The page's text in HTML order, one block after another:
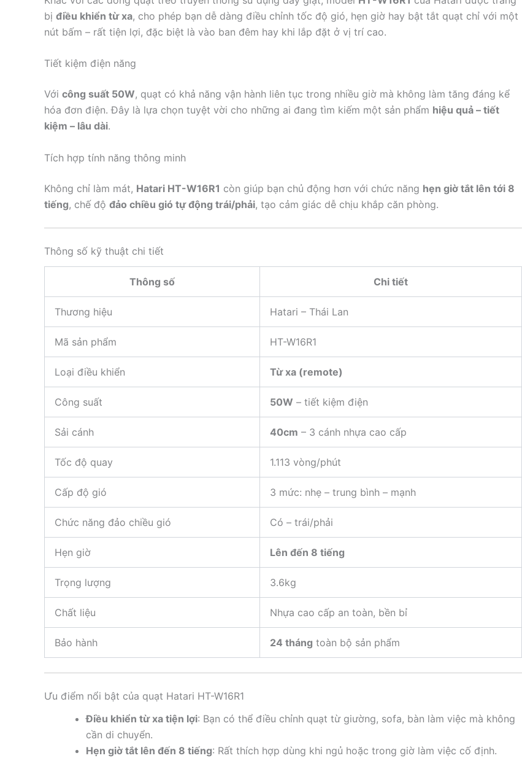
bị điều khiển từ xa, cho phép bạn dễ dàng điều chỉnh tốc độ gió, hẹn giờ hay bật tắt quạt chỉ với một
nút bấm – rất tiện lợi, đặc biệt là vào ban đêm hay khi lắp đặt ở vị trí cao.
Tiết kiệm điện năng
Với công suất 50W, quạt có khả năng vận hành liên tục trong nhiều giờ mà không làm tăng đáng kể
hóa đơn điện. Đây là lựa chọn tuyệt vời cho những ai đang tìm kiếm một sản phẩm hiệu quả – tiết
kiệm – lâu dài.
Tích hợp tính năng thông minh
Không chỉ làm mát, Hatari HT-W16R1 còn giúp bạn chủ động hơn với chức năng hẹn giờ tắt lên tới 8
tiếng, chế độ đảo chiều gió tự động trái/phải, tạo cảm giác dễ chịu khắp căn phòng.
Thông số kỹ thuật chi tiết
Thông số Chi tiết
Thương hiệu Hatari – Thái Lan
Mã sản phẩm HT-W16R1
Loại điều khiển Từ xa (remote)
Công suất 50W – tiết kiệm điện
Sải cánh 40cm – 3 cánh nhựa cao cấp
Tốc độ quay 1.113 vòng/phút
Cấp độ gió 3 mức: nhẹ – trung bình – mạnh
Chức năng đảo chiều gió Có – trái/phải
Hẹn giờ Lên đến 8 tiếng
Trọng lượng 3.6kg
Chất liệu Nhựa cao cấp an toàn, bền bỉ
Bảo hành 24 tháng toàn bộ sản phẩm
Ưu điểm nổi bật của quạt Hatari HT-W16R1
Điều khiển từ xa tiện lợi: Bạn có thể điều chỉnh quạt từ giường, sofa, bàn làm việc mà không
cần di chuyển.
Hẹn giờ tắt lên đến 8 tiếng: Rất thích hợp dùng khi ngủ hoặc trong giờ làm việc cố định.